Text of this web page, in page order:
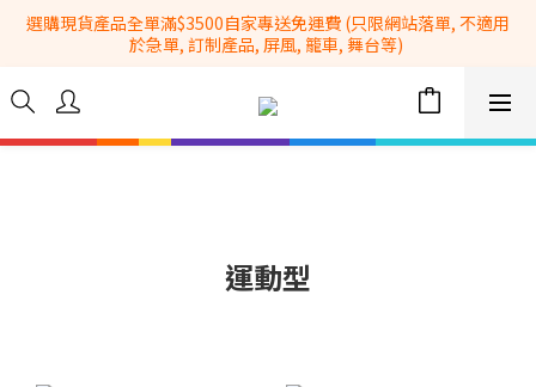
全港No.1一站式設備租售及採購服務供應商
選購現貨產品全單滿$3500自家專送免運費 (只限網站落單, 不適用
於急單, 訂制產品, 屏風, 籠車, 舞台等)
info@hkbasket.com
運動型